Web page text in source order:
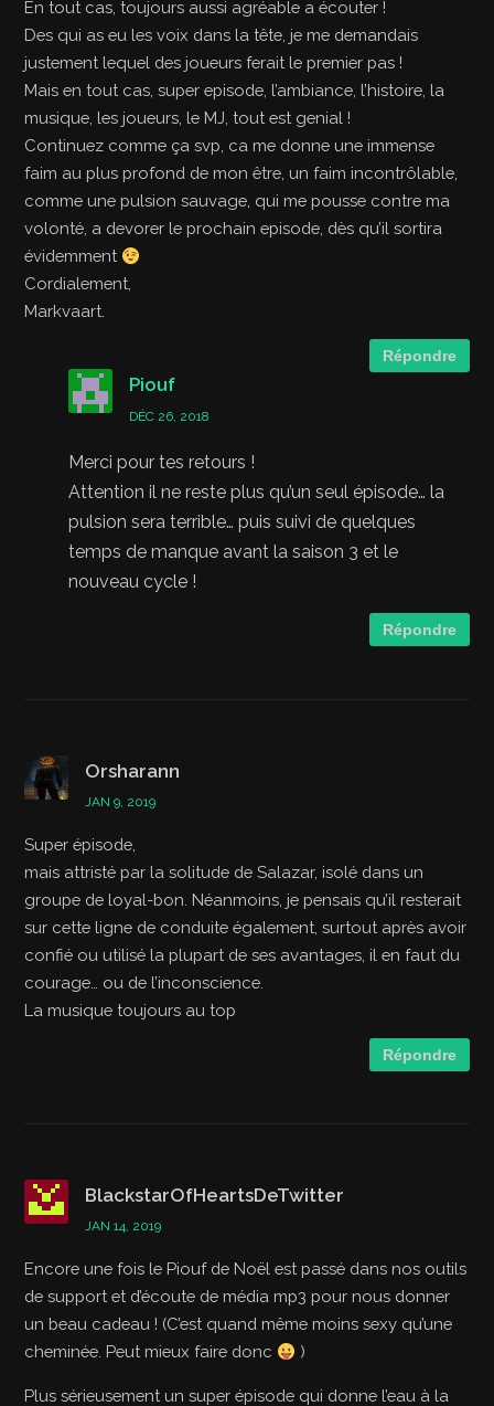
En tout cas, toujours aussi agréable a écouter !
Des qui as eu les voix dans la tête, je me demandais
justement lequel des joueurs ferait le premier pas !
Mais en tout cas, super episode, l’ambiance, l’histoire, la
musique, les joueurs, le MJ, tout est genial !
Continuez comme ça svp, ca me donne une immense
faim au plus profond de mon être, un faim incontrôlable,
comme une pulsion sauvage, qui me pousse contre ma
volonté, a devorer le prochain episode, dès qu’il sortira
évidemment
Cordialement,
Markvaart.
Répondre
Piouf
DÉC 26, 2018
Merci pour tes retours !
Attention il ne reste plus qu’un seul épisode… la
pulsion sera terrible… puis suivi de quelques
temps de manque avant la saison 3 et le
nouveau cycle !
Répondre
Orsharann
JAN 9, 2019
Super épisode,
mais attristé par la solitude de Salazar, isolé dans un
groupe de loyal-bon. Néanmoins, je pensais qu’il resterait
sur cette ligne de conduite également, surtout après avoir
confié ou utilisé la plupart de ses avantages, il en faut du
courage… ou de l’inconscience.
La musique toujours au top
Répondre
BlackstarOfHeartsDeTwitter
JAN 14, 2019
Encore une fois le Piouf de Noël est passé dans nos outils
de support et d’écoute de média mp3 pour nous donner
un beau cadeau ! (C’est quand même moins sexy qu’une
cheminée. Peut mieux faire donc
)
Plus sérieusement un super épisode qui donne l’eau à la